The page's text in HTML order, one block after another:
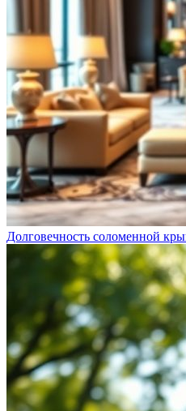
Долговечность соломенной